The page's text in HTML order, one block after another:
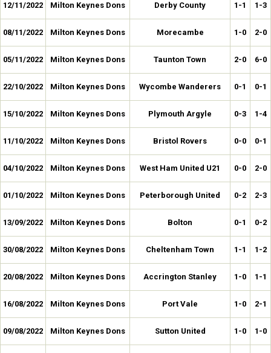
12/11/2022 Milton Keynes Dons Derby County 1-1 1-3
08/11/2022 Milton Keynes Dons Morecambe 1-0 2-0
05/11/2022 Milton Keynes Dons Taunton Town 2-0 6-0
22/10/2022 Milton Keynes Dons Wycombe Wanderers 0-1 0-1
15/10/2022 Milton Keynes Dons Plymouth Argyle 0-3 1-4
11/10/2022 Milton Keynes Dons Bristol Rovers 0-0 0-1
04/10/2022 Milton Keynes Dons West Ham United U21 0-0 2-0
01/10/2022 Milton Keynes Dons Peterborough United 0-2 2-3
13/09/2022 Milton Keynes Dons Bolton 0-1 0-2
30/08/2022 Milton Keynes Dons Cheltenham Town 1-1 1-2
20/08/2022 Milton Keynes Dons Accrington Stanley 1-0 1-1
16/08/2022 Milton Keynes Dons Port Vale 1-0 2-1
09/08/2022 Milton Keynes Dons Sutton United 1-0 1-0